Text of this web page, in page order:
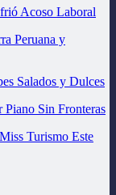
Acoso Laboral
Peruana y
Salados y Dulces
Sin Fronteras
Turismo Este